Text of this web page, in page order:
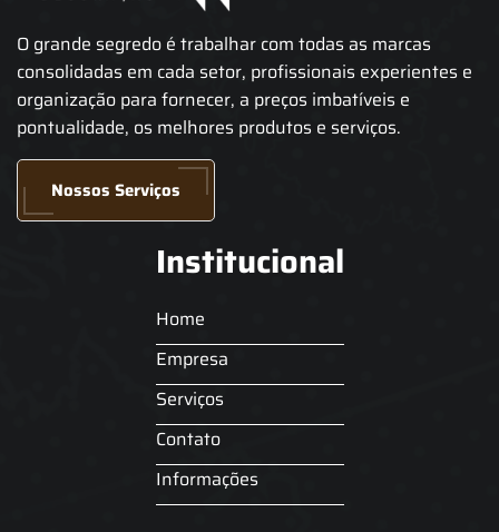
O grande segredo é trabalhar com todas as marcas
consolidadas em cada setor, profissionais experientes e
organização para fornecer, a preços imbatíveis e
pontualidade, os melhores produtos e serviços.
Nossos Serviços
Institucional
Home
Empresa
Serviços
Contato
Informações